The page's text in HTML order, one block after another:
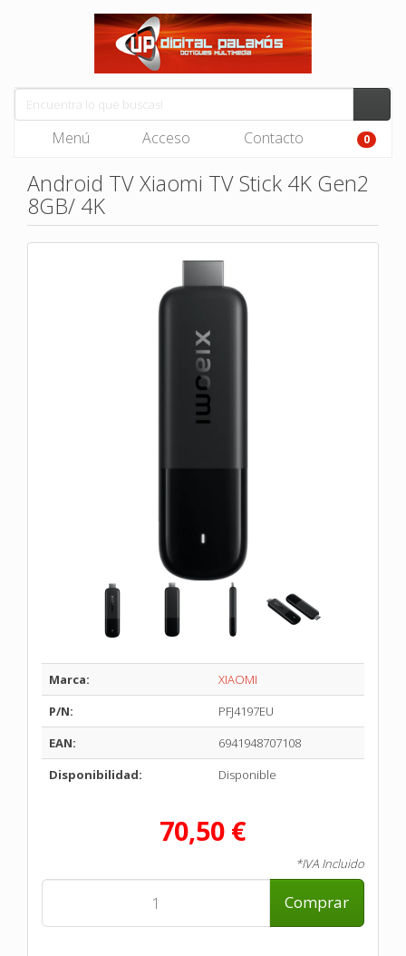
Menú Acceso Contacto 0
Android TV Xiaomi TV Stick 4K Gen2
8GB/ 4K
Marca:
XIAOMI
P/N:
PFJ4197EU
EAN:
6941948707108
Disponibilidad:
Disponible
70,50 €
*IVA Incluido
Comprar